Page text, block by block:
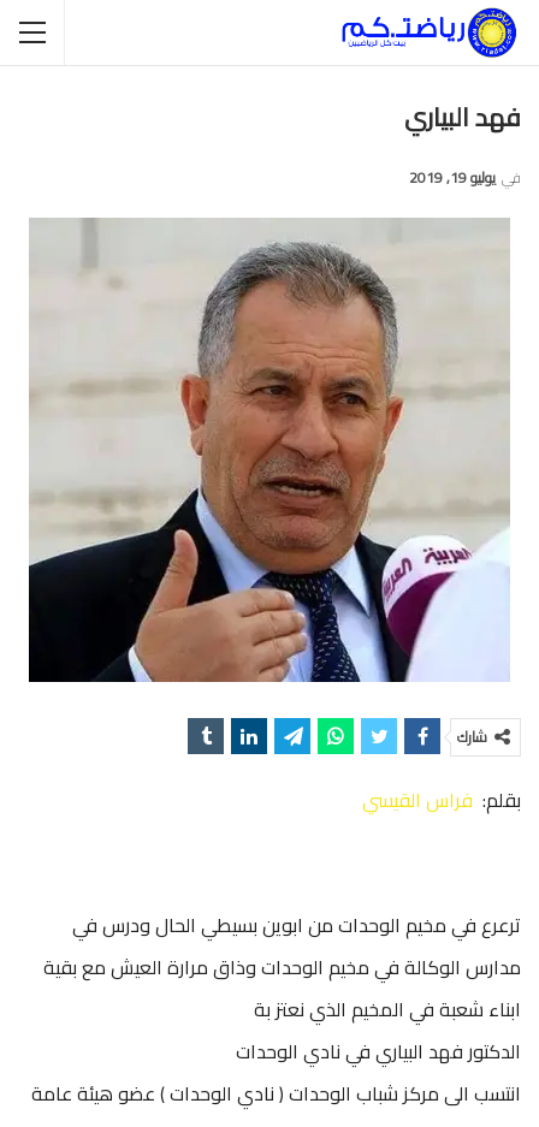
فهد البياري
في يوليو 19, 2019
شارك
بقلم: فراس القيسي
ترعرع في مخيم الوحدات من ابوين بسيطي الحال ودرس في
مدارس الوكالة في مخيم الوحدات وذاق مرارة العيش مع بقية
ابناء شعبة في المخيم الذي نعتز بة
الدكتور فهد البياري في نادي الوحدات
انتسب الى مركز شباب الوحدات ( نادي الوحدات ) عضو هيئة عامة